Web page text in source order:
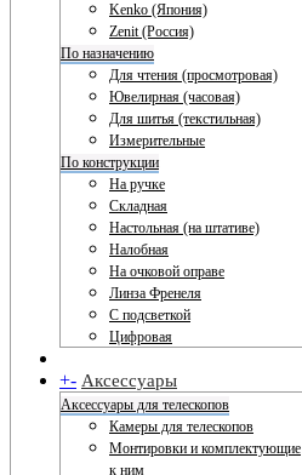
Kenko (Япония)
Zenit (Россия)
По назначению
Для чтения (просмотровая)
Ювелирная (часовая)
Для шитья (текстильная)
Измерительные
По конструкции
На ручке
Складная
Настольная (на штативе)
Налобная
На очковой оправе
Линза Френеля
С подсветкой
Цифровая
+- Аксессуары
Аксессуары для телескопов
Камеры для телескопов
Монтировки и комплектующие
к ним